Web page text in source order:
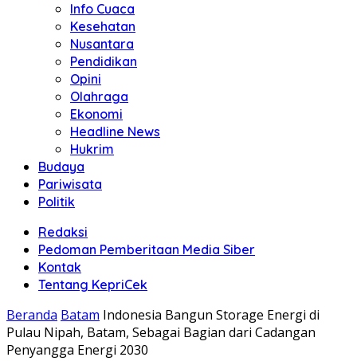
Info Cuaca
Kesehatan
Nusantara
Pendidikan
Opini
Olahraga
Ekonomi
Headline News
Hukrim
Budaya
Pariwisata
Politik
Redaksi
Pedoman Pemberitaan Media Siber
Kontak
Tentang KepriCek
Beranda Batam Indonesia Bangun Storage Energi di
Pulau Nipah, Batam, Sebagai Bagian dari Cadangan
Penyangga Energi 2030